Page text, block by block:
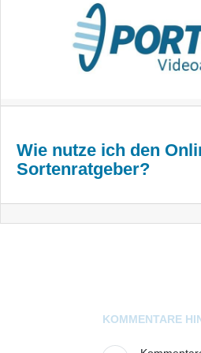
Wie nutze ich den
Sortenratgeber?
Blogs
KOMMENTARE